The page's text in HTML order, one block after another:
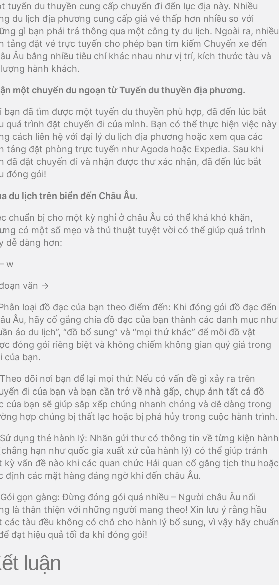
tuyến du thuyền cung cấp chuyến đi đến lục địa này. Nhiều
du lịch địa phương cung cấp giá vé thấp hơn nhiều so với
gì bạn phải trả thông qua một công ty du lịch. Ngoài ra, nhiều
tảng đặt vé trực tuyến cho phép bạn tìm kiếm Chuyến xe đến
Âu bằng nhiều tiêu chí khác nhau như vị trí, kích thước tàu và
hành khách.
một chuyến du ngoạn từ Tuyến du thuyền địa phương.
bạn đã tìm được một tuyến du thuyền phù hợp, đã đến lúc bắt
quá trình đặt chuyến đi của mình. Bạn có thể thực hiện việc này
cách liên hệ với đại lý du lịch địa phương hoặc xem qua các
tảng đặt phòng trực tuyến như Agoda hoặc Expedia. Sau khi
đã đặt chuyến đi và nhận được thư xác nhận, đã đến lúc bắt
đóng gói!
du lịch trên biển đến Châu Âu.
chuẩn bị cho một kỳ nghỉ ở châu Âu có thể khá khó khăn,
có một số mẹo và thủ thuật tuyệt vời có thể giúp quá trình
dễ dàng hơn:
w
văn ->
loại đồ đạc của bạn theo điểm đến: Khi đóng gói đồ đạc đến
Âu, hãy cố gắng chia đồ đạc của bạn thành các danh mục như
áo du lịch”, “đồ bổ sung” và “mọi thứ khác” để mỗi đồ vật
đóng gói riêng biệt và không chiếm không gian quý giá trong
của bạn.
dõi nơi bạn để lại mọi thứ: Nếu có vấn đề gì xảy ra trên
đi của bạn và bạn cần trở về nhà gấp, chụp ảnh tất cả đồ
của bạn sẽ giúp sắp xếp chúng nhanh chóng và dễ dàng trong
hợp chúng bị thất lạc hoặc bị phá hủy trong cuộc hành trình.
dụng thẻ hành lý: Nhãn gửi thư có thông tin về từng kiện hành
hạn như quốc gia xuất xứ của hành lý) có thể giúp tránh
kỳ vấn đề nào khi các quan chức Hải quan cố gắng tịch thu hoặc
định các mặt hàng đáng ngờ khi đến châu Âu.
gọn gàng: Đừng đóng gói quá nhiều – Người châu Âu nổi
là thân thiện với những người mang theo! Xin lưu ý rằng hầu
các tàu đều không có chỗ cho hành lý bổ sung, vì vậy hãy chuẩn
đạt hiệu quả tối đa khi đóng gói!
luận